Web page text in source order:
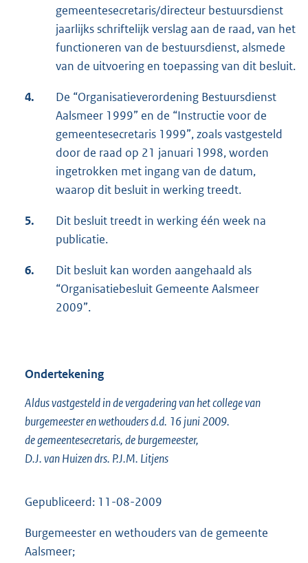
gemeentesecretaris/directeur bestuursdienst
jaarlijks schriftelijk verslag aan de raad, van het
functioneren van de bestuursdienst, alsmede
van de uitvoering en toepassing van dit besluit.
4.
De “Organisatieverordening Bestuursdienst
Aalsmeer 1999” en de “Instructie voor de
gemeentesecretaris 1999”, zoals vastgesteld
door de raad op 21 januari 1998, worden
ingetrokken met ingang van de datum,
waarop dit besluit in werking treedt.
5.
Dit besluit treedt in werking één week na
publicatie.
6.
Dit besluit kan worden aangehaald als
“Organisatiebesluit Gemeente Aalsmeer
2009”.
Ondertekening
Aldus vastgesteld in de vergadering van het college van
burgemeester en wethouders d.d. 16 juni 2009.
de gemeentesecretaris, de burgemeester,
D.J. van Huizen drs. P.J.M. Litjens
Gepubliceerd: 11-08-2009
Burgemeester en wethouders van de gemeente
Aalsmeer;